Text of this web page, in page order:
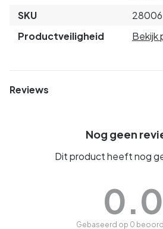
SKU
28006
Productveiligheid
Bekijk
Reviews
Nog geen
Dit product heeft nog
0.0
Gebaseerd op 0